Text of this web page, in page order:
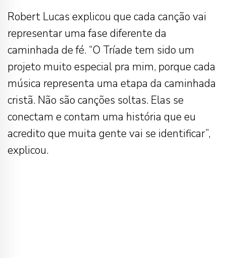
Robert Lucas explicou que cada canção vai
representar uma fase diferente da
caminhada de fé. “O Tríade tem sido um
projeto muito especial pra mim, porque cada
música representa uma etapa da caminhada
cristã. Não são canções soltas. Elas se
conectam e contam uma história que eu
acredito que muita gente vai se identificar”,
explicou.